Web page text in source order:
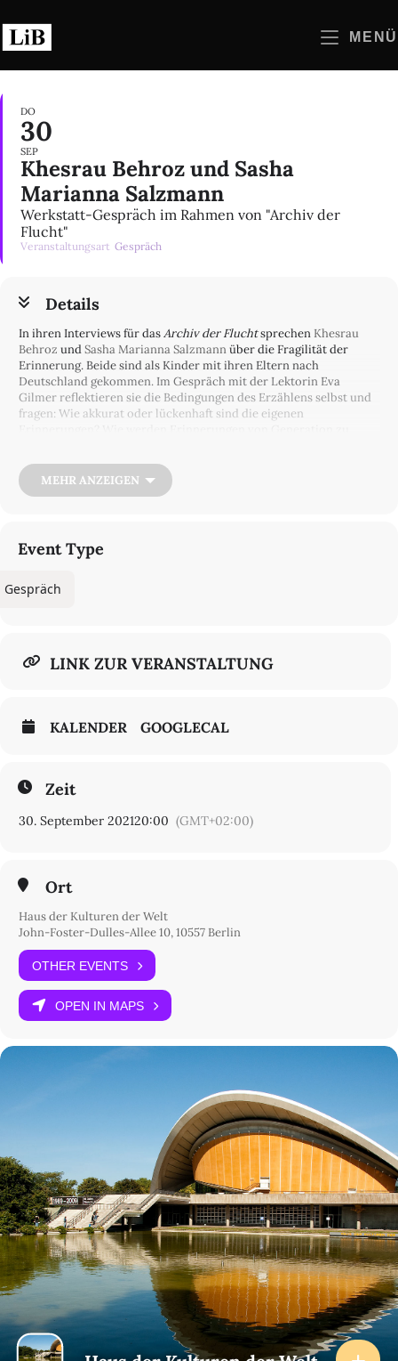
Inhalt
springen
MENÜ
DO
30
SEP
Khesrau Behroz und Sasha
Marianna Salzmann
Werkstatt-Gespräch im Rahmen von "Archiv der
Flucht"
Veranstaltungsart Gespräch
Details
In ihren Interviews für dasArchiv der Fluchtsprechen Khesrau
Behroz undSasha Marianna Salzmannüber die Fragilität der
Erinnerung. Beide sind als Kinder mit ihren Eltern nach
Deutschland gekommen. Im Gespräch mit der Lektorin Eva
Gilmer reflektieren sie die Bedingungen des Erzählens selbst und
fragen: Wie akkurat oder lückenhaft sind die eigenen
welche Erwartungen der Eltern oder Großeltern werden
übertragen, welche Erfahrungen verschwiegen, weil sie in dieser
Gesellschaft unerwünscht sind oder beschämen? Welchen
MEHR ANZEIGEN
Event Type
Gespräch
LINK ZUR VERANSTALTUNG
KALENDER GOOGLECAL
Zeit
30. September 202120:00 (GMT+02:00)
Ort
Haus der Kulturen der Welt
John-Foster-Dulles-Allee 10, 10557 Berlin
OTHER EVENTS
OPEN IN MAPS